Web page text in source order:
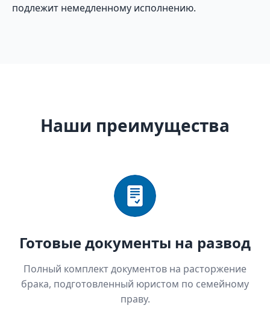
подлежит немедленному исполнению.
Наши преимущества
Готовые документы на развод
Полный комплект документов на расторжение
брака, подготовленный юристом по семейному
праву.